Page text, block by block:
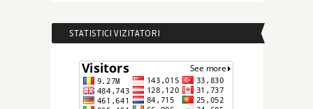
STATISTICI VIZITATORI